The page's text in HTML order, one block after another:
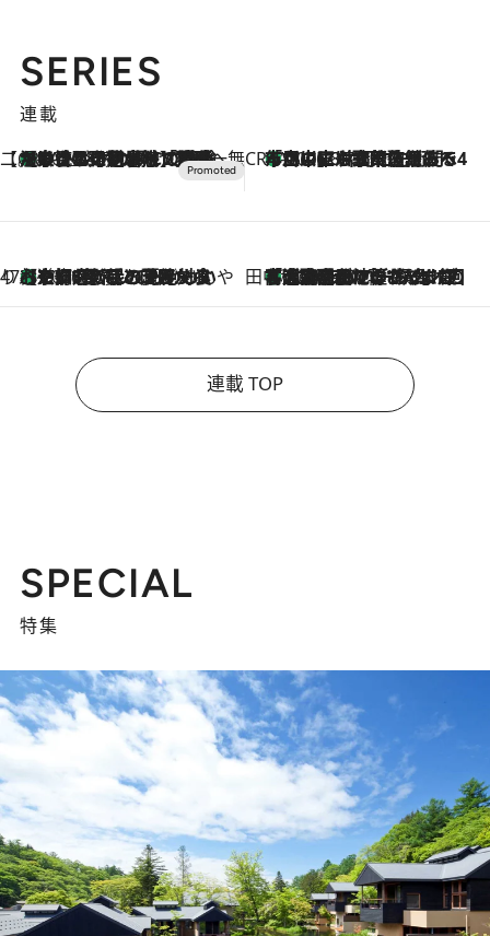
SERIES
連載
【CREA×星野リゾート】唯一無二。癒しと発見が待つ場所へ
2026.8.7
【トンボの足水浴】ヒノキの香りに包まれて涼感マックス！約13℃の湧水かけ流しを避暑地「星野温泉 トンボの湯」で体験 CREA'S CHOICE
2026.8.7
「立川にも歌舞伎があるんだよ」 片岡仁左衛門・市川中車ら豪華座組みで4年目の立川立飛歌舞伎へ
47都道府県の手みやげ ひんやりスイーツで夏を満喫
2026.8.7
【京都府】この夏絶対食べたい 冷やしておいしいおやつ3選 ひと口目から心を掴む新緑のテリーヌ 田中稲の勝手に再ブーム
2026.8.7
「湘南乃風に憧れて」観客大盛上がりの“タオル回し”に、ラッパー顔負けの高速歌唱まで…さだまさし（74）のアグレッシブすぎる現在地
連載 TOP
SPECIAL
特集